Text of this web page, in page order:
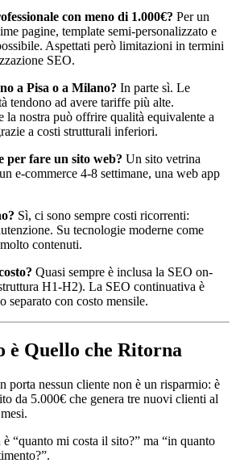
con meno di 1.000€? Per un
pagine, template semi-personalizzato e
Aspettati però limitazioni in termini
SEO.
a Pisa o a Milano? In parte sì. Le
tendono ad avere tariffe più alte.
la nostra può offrire qualità equivalente a
a costi strutturali inferiori.
per fare un sito web? Un sito vetrina
e-commerce 4-8 settimane, una web app
Sì, ci sono sempre costi ricorrenti:
Su tecnologie moderne come
contenuti.
Quasi sempre è inclusa la SEO on-
H1-H2). La SEO continuativa è
separato con costo mensile.
è Quello che Ritorna
porta nessun cliente non è un risparmio: è
da 5.000€ che genera tre nuovi clienti al
“quanto mi costa il sito?” ma “in quanto